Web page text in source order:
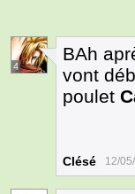
4
BAh
vont
poulet
Clésé 12/